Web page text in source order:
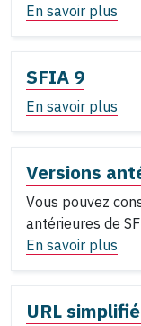
En savoir plus
SFIA 9
En savoir plus
Versions
Vous pouvez
antérieures de
En savoir plus
URL